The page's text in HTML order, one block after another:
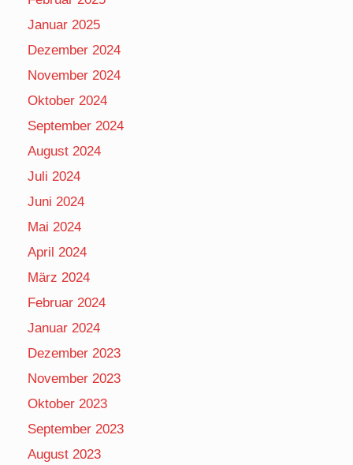
Januar 2025
Dezember 2024
November 2024
Oktober 2024
September 2024
August 2024
Juli 2024
Juni 2024
Mai 2024
April 2024
März 2024
Februar 2024
Januar 2024
Dezember 2023
November 2023
Oktober 2023
September 2023
August 2023